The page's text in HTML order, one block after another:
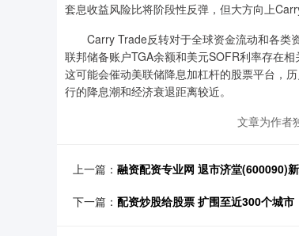
套息收益风险比将阶段性反弹，但大方向上
Carry Trade反转对于全球资金流动和各类
联邦储备账户TGA余额和美元SOFR利率存在
这可能会催动美联储降息加杠杆的股票平台，
行的降息潮和经济衰退距离较近。
文章为作者
上一篇： 融资配资专业网 退市济堂(600090)
下一篇： 配资炒股给股票 扩围至近300个城